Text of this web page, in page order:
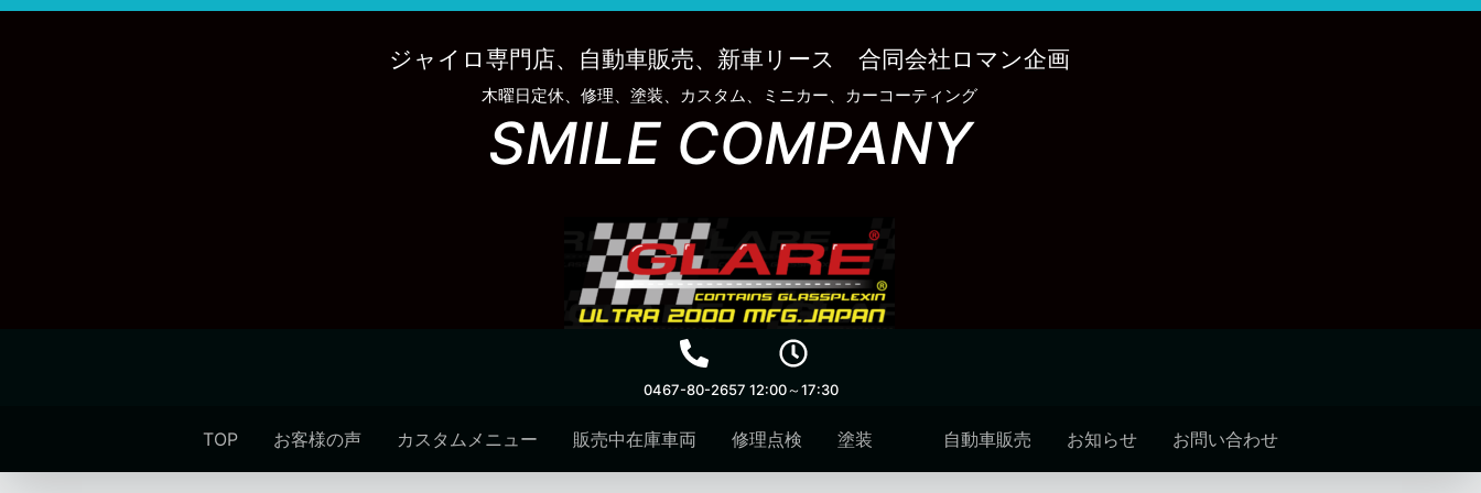
内
ジャイロ専門店、自動車販売、新車リース 合同会社ロマン企画
木曜日定休、修理、塗装、カスタム、ミニカー、カーコーティング
SMILE COMPANY
0467-80-2657 12:00～17:30
TOP お客様の声 カスタムメニュー 販売中在庫車両 修理点検 塗装 自動車販売 お知らせ お問い合わせ